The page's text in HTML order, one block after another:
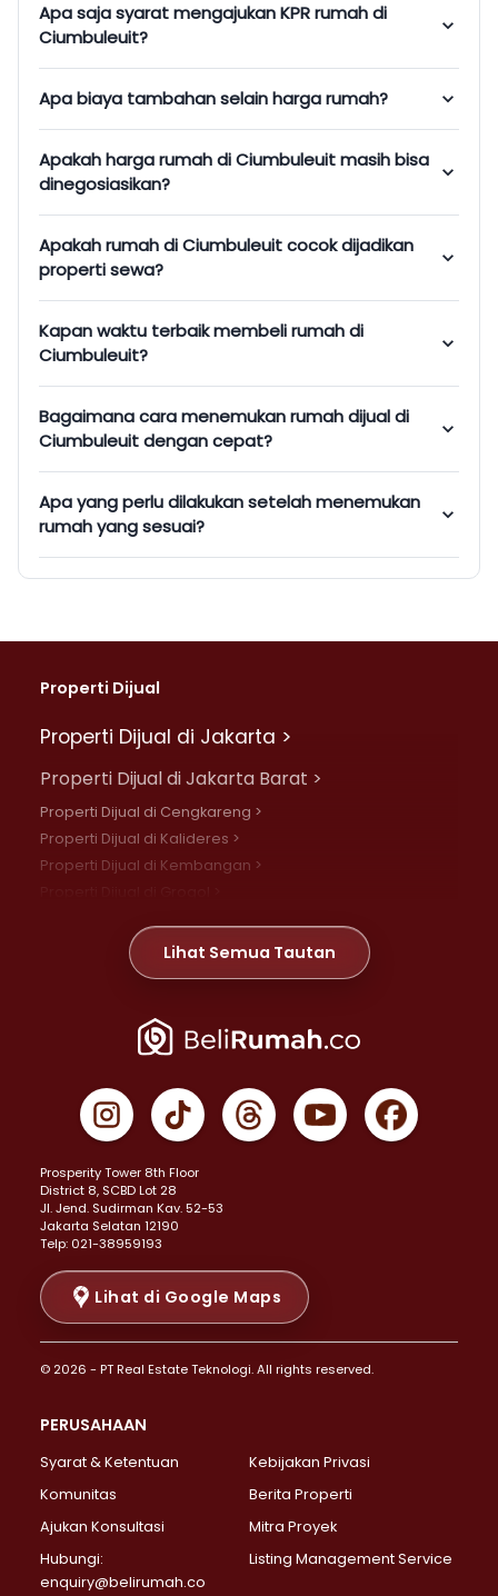
Apa saja syarat mengajukan KPR rumah di
Ciumbuleuit?
Apa biaya tambahan selain harga rumah?
Apakah harga rumah di Ciumbuleuit masih bisa
dinegosiasikan?
Apakah rumah di Ciumbuleuit cocok dijadikan
properti sewa?
Kapan waktu terbaik membeli rumah di
Ciumbuleuit?
Bagaimana cara menemukan rumah dijual di
Ciumbuleuit dengan cepat?
Apa yang perlu dilakukan setelah menemukan
rumah yang sesuai?
Properti Dijual
Properti Dijual di Jakarta >
Properti Dijual di Jakarta Barat >
Properti Dijual di Cengkareng >
Properti Dijual di Kalideres >
Properti Dijual di Kembangan >
Properti Dijual di Meruya >
Properti Dijual di Jelambar >
Properti Dijual di Jakarta Pusat >
Properti Dijual di Gambir >
Properti Dijual di Johar Baru >
Properti Dijual di Menteng >
Properti Dijual di Senen >
Properti Dijual di Tanah Abang >
Properti Dijual di Cikini >
Properti Dijual di Kramat >
Properti Dijual di Pasar Baru >
Properti Dijual di Bendungan Hilir >
Properti Dijual di Jakarta Selatan >
Properti Dijual di Lebak Bulus >
Properti Dijual di Gandaria Selatan >
Properti Dijual di Pondok Labu >
Properti Dijual di Lenteng Agung >
Lihat Semua Tautan
Prosperity Tower 8th Floor
District 8, SCBD Lot 28
JI. Jend. Sudirman Kav. 52-53
Jakarta Selatan 12190
Telp: 021-38959193
Lihat di Google Maps
© 2026 - PT Real Estate Teknologi. All rights reserved.
PERUSAHAAN
Syarat & Ketentuan
Kebijakan Privasi
Komunitas
Berita Properti
Ajukan Konsultasi
Mitra Proyek
Hubungi:
enquiry@belirumah.co
Listing Management Service